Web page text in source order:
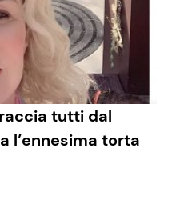
Fiction e Serie TV
Programmi TV
Reality e Talent
Soap Opera
tutti dal
l’ennesima torta